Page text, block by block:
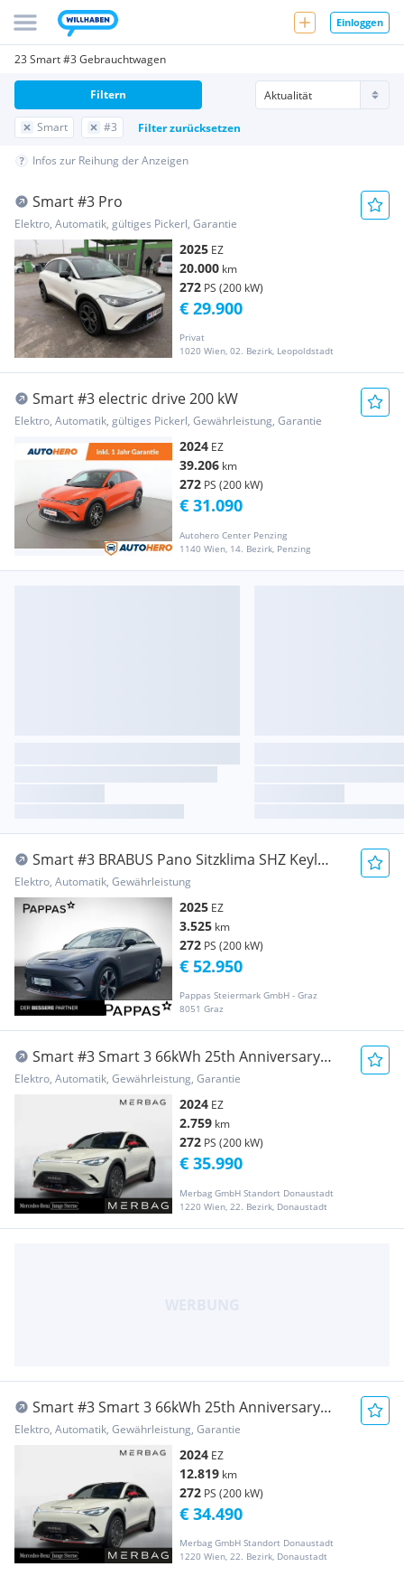
Einloggen
23 Smart #3 Gebrauchtwagen
Smart #3 Filter zurücksetzen
Filtern
Infos zur Reihung der Anzeigen
Smart #3 Pro
Elektro, Automatik, gültiges Pickerl, Garantie
2025 EZ
20.000 km
272 PS (200 kW)
Privat
1020 Wien, 02. Bezirk, Leopoldstadt
€ 29.900
Smart #3 electric drive 200 kW
Elektro, Automatik, gültiges Pickerl, Gewährleistung, Garantie
2024 EZ
39.206 km
272 PS (200 kW)
Autohero Center Penzing
1140 Wien, 14. Bezirk, Penzing
€ 31.090
Smart #3 BRABUS Pano Sitzklima SHZ Keyl
Totw Distr
Elektro, Automatik, Gewährleistung
2025 EZ
3.525 km
272 PS (200 kW)
Pappas Steiermark GmbH - Graz
8051 Graz
€ 52.950
Smart #3 Smart 3 66kWh 25th Anniversary
Edition
Elektro, Automatik, Gewährleistung, Garantie
2024 EZ
2.759 km
272 PS (200 kW)
Merbag GmbH Standort Donaustadt
1220 Wien, 22. Bezirk, Donaustadt
€ 35.990
Smart #3 Smart 3 66kWh 25th Anniversary
Edition
Elektro, Automatik, Gewährleistung, Garantie
2024 EZ
12.819 km
272 PS (200 kW)
Merbag GmbH Standort Donaustadt
1220 Wien, 22. Bezirk, Donaustadt
€ 34.490